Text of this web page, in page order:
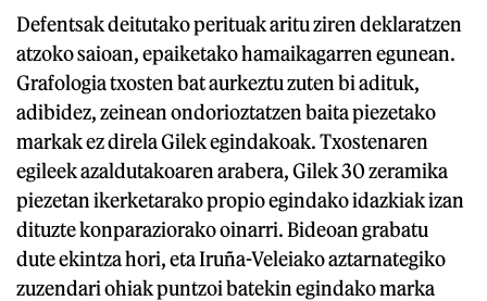
Defentsak deitutako perituak aritu ziren deklaratzen
atzoko saioan, epaiketako hamaikagarren egunean.
Grafologia txosten bat aurkeztu zuten bi adituk,
adibidez, zeinean ondorioztatzen baita piezetako
markak ez direla Gilek egindakoak. Txostenaren
egileek azaldutakoaren arabera, Gilek 30 zeramika
piezetan ikerketarako propio egindako idazkiak izan
dituzte konparaziorako oinarri. Bideoan grabatu
dute ekintza hori, eta Iruña-Veleiako aztarnategiko
zuzendari ohiak puntzoi batekin egindako marka